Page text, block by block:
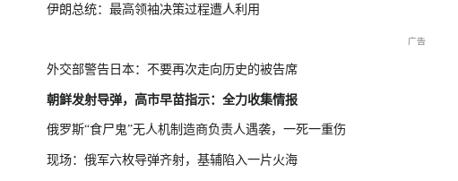
伊朗总统：最高领袖决策过程遭人利用
外交部警告日本：不要再次走向历史的被告席
朝鲜发射导弹，高市早苗指示：全力收集情报
俄罗斯“食尸鬼”无人机制造商负责人遇袭，一死一重伤
现场：俄军六枚导弹齐射，基辅陷入一片火海